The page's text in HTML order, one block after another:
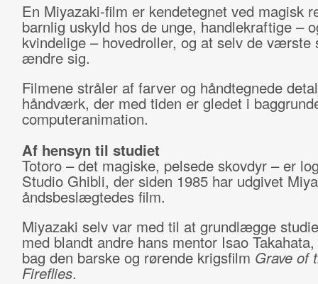
En Miyazaki-film er kendetegnet ved magisk
barnlig uskyld hos de unge, handlekraftige –
kvindelige – hovedroller, og at selv de værste
ændre sig.
Filmene stråler af farver og håndtegnede
håndværk, der med tiden er gledet i
computeranimation.
Af hensyn til studiet
Totoro – det magiske, pelsede skovdyr – er
Studio Ghibli, der siden 1985 har udgivet
åndsbeslægtedes film.
Miyazaki selv var med til at grundlægge
med blandt andre hans mentor Isao
bag den barske og rørende krigsfilm Grave of
Fireflies.